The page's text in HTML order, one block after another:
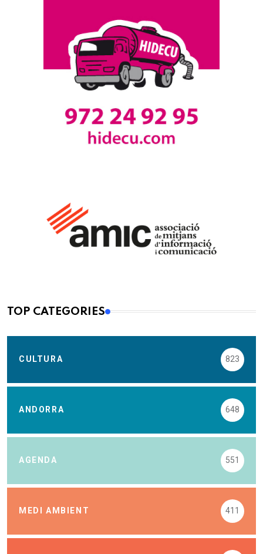
TOP CATEGORIES
CULTURA 823
ANDORRA 648
AGENDA 551
MEDI AMBIENT 411